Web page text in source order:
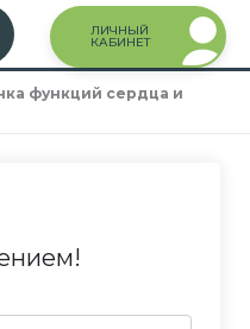
ЛИЧНЫЙ
КАБИНЕТ
функций сердца и